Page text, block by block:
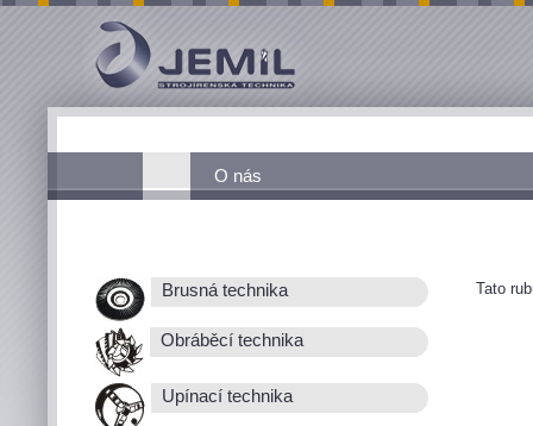
O nás
Brusná technika
Obráběcí technika
Upínací technika
Tato